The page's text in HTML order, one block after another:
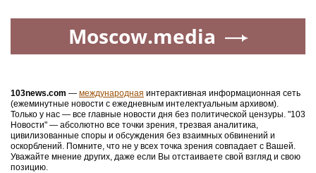
Moscow.media
103news.com — международная интерактивная информационная сеть
(ежеминутные новости с ежедневным интелектуальным архивом).
Только у нас — все главные новости дня без политической цензуры. "103
Новости" — абсолютно все точки зрения, трезвая аналитика,
цивилизованные споры и обсуждения без взаимных обвинений и
оскорблений. Помните, что не у всех точка зрения совпадает с Вашей.
Уважайте мнение других, даже если Вы отстаиваете свой взгляд и свою
позицию.